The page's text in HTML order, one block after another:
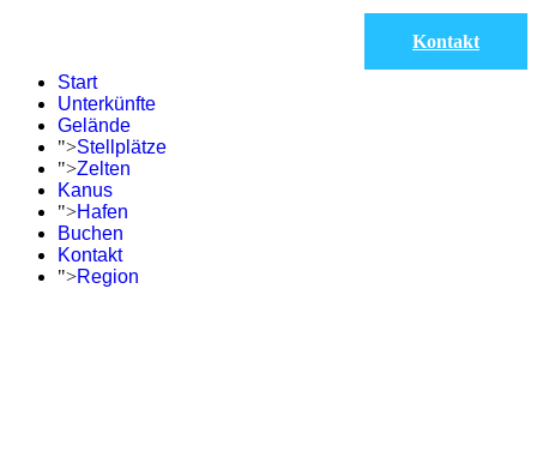
Kontakt
Start
Unterkünfte
Gelände
">Stellplätze
">Zelten
Kanus
">Hafen
Buchen
Kontakt
">Region